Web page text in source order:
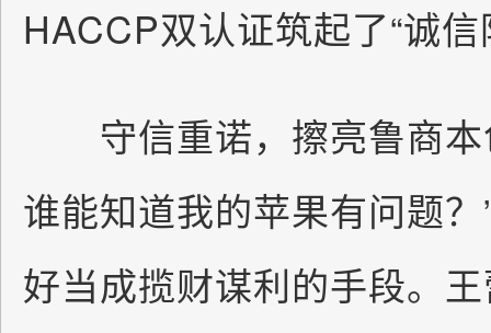
HACCP双认证筑起了“诚信
守信重诺，擦亮鲁商本
谁能知道我的苹果有问题
好当成揽财谋利的手段。